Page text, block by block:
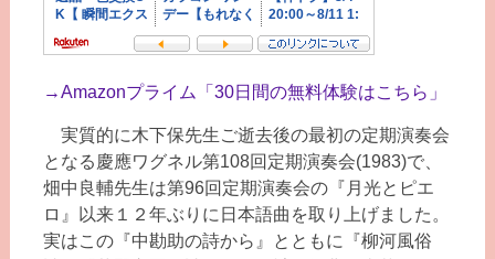
→Amazonプライム「30日間の無料体験はこちら」
実質的に木下保先生ご逝去後の最初の定期演奏会
となる慶應ワグネル第108回定期演奏会(1983)で、
畑中良輔先生は第96回定期演奏会の『月光とピエ
ロ』以来１２年ぶりに日本語曲を取り上げました。
実はこの『中勘助の詩から』とともに『柳河風俗